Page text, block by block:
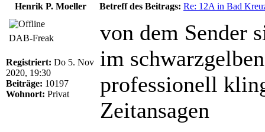
Henrik P. Moeller
Betreff des Beitrags: Re: 12A in Bad
DAB-Freak
Registriert: Do 5. Nov
2020, 19:30
Beiträge: 10197
Wohnort: Privat
von dem Sender
im
professionell
Zeitansagen